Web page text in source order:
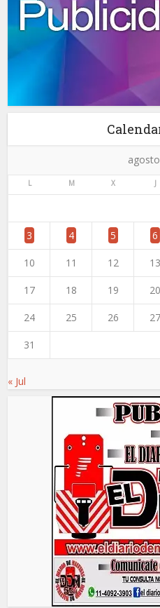
L M X J
3 4 5 6
10 11 12 13
17 18 19 20
24 25 26 27
31
« Jul